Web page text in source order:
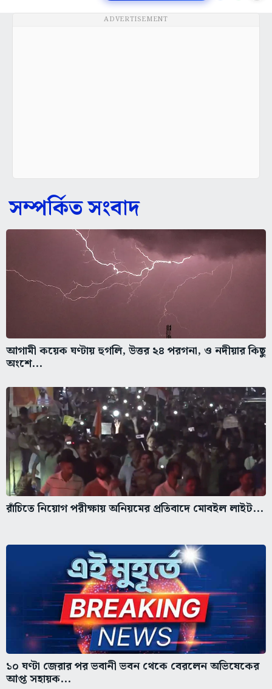
ADVERTISEMENT
সম্পর্কিত সংবাদ
আগামী কয়েক ঘণ্টায় হুগলি, উত্তর ২৪ পরগনা, ও নদীয়ার কিছু
অংশে...
রাঁচিতে নিয়োগ পরীক্ষায় অনিয়মের প্রতিবাদে মোবইল লাইট...
১০ ঘণ্টা জেরার পর ভবানী ভবন থেকে বেরলেন অভিষেকের
আপ্ত সহায়ক...